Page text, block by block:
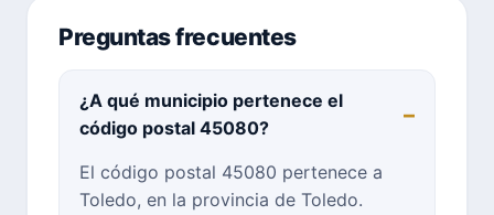
Preguntas frecuentes
¿A qué municipio pertenece el
código postal 45080?
El código postal 45080 pertenece a
Toledo, en la provincia de Toledo.